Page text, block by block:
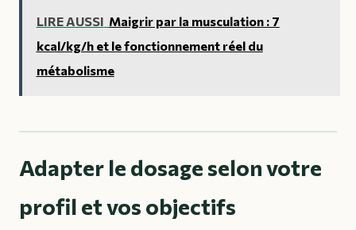
LIRE AUSSI Maigrir par la musculation : 7
kcal/kg/h et le fonctionnement réel du
métabolisme
Adapter le dosage selon votre
profil et vos objectifs